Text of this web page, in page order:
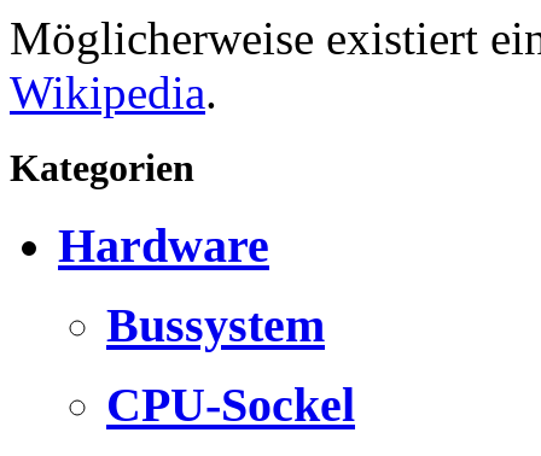
Möglicherweise existiert
Wikipedia.
Kategorien
Hardware
Bussystem
CPU-Sockel